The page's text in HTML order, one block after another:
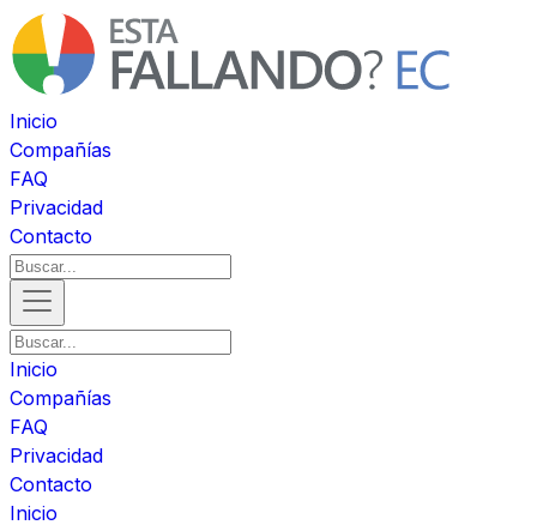
Inicio
Compañías
FAQ
Privacidad
Contacto
Inicio
Compañías
FAQ
Privacidad
Contacto
Inicio